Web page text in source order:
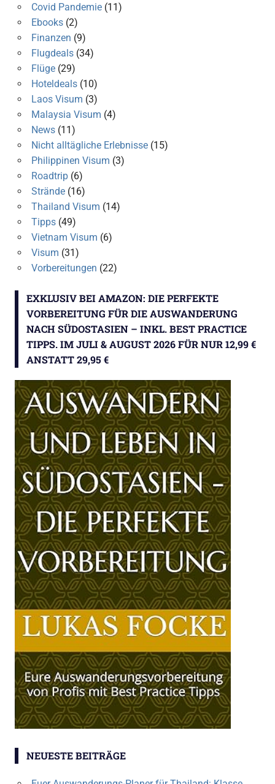
Covid Pandemie(11)
Ebooks(2)
Finanzen (9)
Flugdeals(34)
Flüge(29)
Hoteldeals(10)
Laos Visum (3)
Malaysia Visum (4)
News(11)
Nicht alltägliche Erlebnisse(15)
Philippinen Visum (3)
Roadtrip(6)
Strände(16)
Thailand Visum (14)
Tipps(49)
Vietnam Visum (6)
Visum (31)
Vorbereitungen (22)
EXKLUSIV BEI AMAZON: DIE PERFEKTE
VORBEREITUNG FÜR DIE AUSWANDERUNG
NACH SÜDOSTASIEN – INKL. BEST PRACTICE
TIPPS. IM JULI & AUGUST 2026 FÜR NUR 12,99 €
ANSTATT 29,95 €
NEUESTE BEITRÄGE